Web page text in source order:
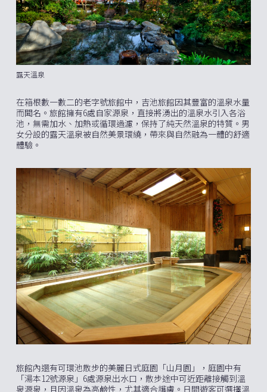
露天溫泉
在箱根數一數二的老字號旅館中，吉池旅館因其豐富的溫泉水量
而聞名。旅館擁有6處自家源泉，直接將湧出的溫泉水引入各浴
池，無需加水、加熱或循環過濾，保持了純天然溫泉的特質。男
女分設的露天溫泉被自然美景環繞，帶來與自然融為一體的舒適
體驗。
旅館內還有可環池散步的美麗日式庭園「山月園」，庭園中有
「湯本12號源泉」6處源泉出水口，散步途中可近距離接觸到溫
泉源泉，且因溫泉為高鹼性，尤其適合護膚。日間遊客可選擇溫